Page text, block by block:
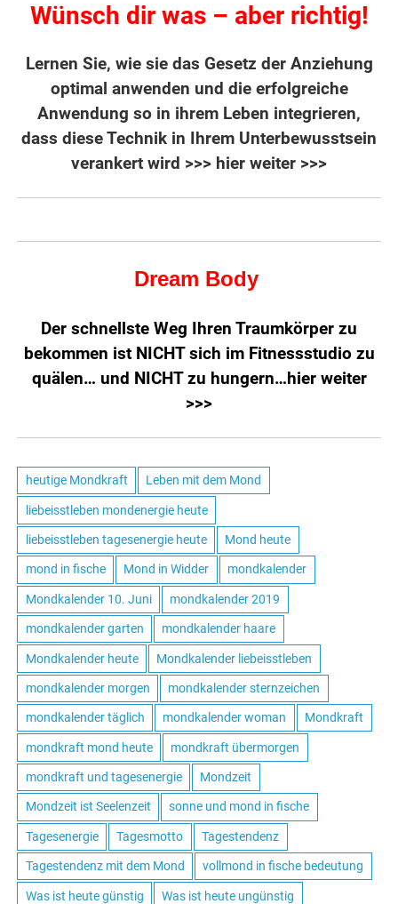
Wünsch dir was – aber richtig!
Lernen Sie, wie sie das Gesetz der Anziehung
optimal anwenden und die erfolgreiche
Anwendung so in ihrem Leben integrieren,
dass diese Technik in Ihrem Unterbewusstsein
verankert wird >>> hier weiter >>>
Dream Body
Der schnellste Weg Ihren Traumkörper zu
bekommen ist NICHT sich im Fitnessstudio zu
quälen… und NICHT zu hungern…hier weiter
>>>
heutige Mondkraft Leben mit dem Mond
liebeisstleben mondenergie heute
liebeisstleben tagesenergie heute Mond heute
mond in fische Mond in Widder mondkalender
Mondkalender 10. Juni mondkalender 2019
mondkalender garten mondkalender haare
Mondkalender heute Mondkalender liebeisstleben
mondkalender morgen mondkalender sternzeichen
mondkalender täglich mondkalender woman Mondkraft
mondkraft mond heute mondkraft übermorgen
mondkraft und tagesenergie Mondzeit
Mondzeit ist Seelenzeit sonne und mond in fische
Tagesenergie Tagesmotto Tagestendenz
Tagestendenz mit dem Mond vollmond in fische bedeutung
Was ist heute günstig Was ist heute ungünstig